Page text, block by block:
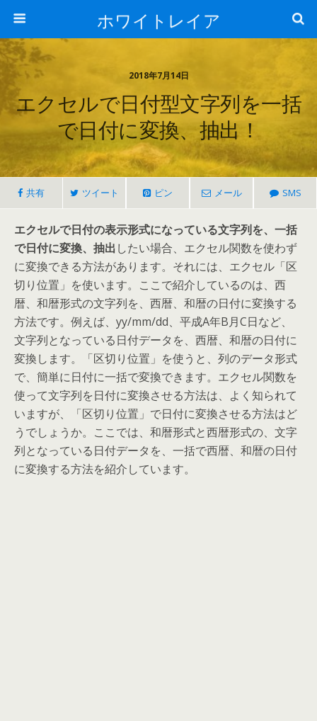
ホワイトレイア
2018年7月14日
エクセルで日付型文字列を一括
で日付に変換、抽出！
共有 ツイート ピン メール SMS
エクセルで日付の表示形式になっている文字列を、一括
で日付に変換、抽出したい場合、エクセル関数を使わず
に変換できる方法があります。それには、エクセル「区
切り位置」を使います。ここで紹介しているのは、西
暦、和暦形式の文字列を、西暦、和暦の日付に変換する
方法です。例えば、yy/mm/dd、平成A年B月C日など、
文字列となっている日付データを、西暦、和暦の日付に
変換します。「区切り位置」を使うと、列のデータ形式
で、簡単に日付に一括で変換できます。エクセル関数を
使って文字列を日付に変換させる方法は、よく知られて
いますが、「区切り位置」で日付に変換させる方法はど
うでしょうか。ここでは、和暦形式と西暦形式の、文字
列となっている日付データを、一括で西暦、和暦の日付
に変換する方法を紹介しています。